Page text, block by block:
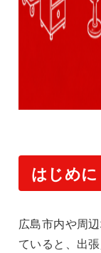
はじめに
広島市内や周
ていると、出